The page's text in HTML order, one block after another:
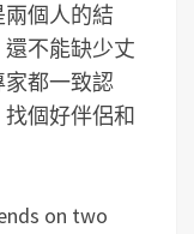
個人的結
不能缺少丈
都一致認
個好伴侶和
on two